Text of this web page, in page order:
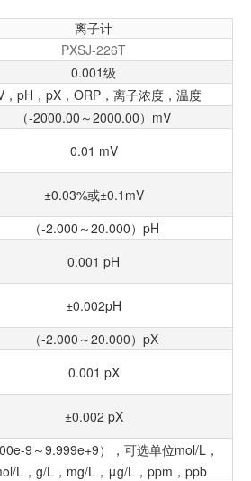
离子计
PXSJ-226T
0.001级
，pH，pX，ORP，离子浓度，温度
（-2000.00～2000.00）mV
0.01 mV
±0.03%或±0.1mV
（-2.000～20.000）pH
0.001 pH
±0.002pH
（-2.000～20.000）pX
0.001 pX
±0.002 pX
9～9.999e+9），可选单位mol/L，
L，g/L，mg/L，μg/L，ppm，ppb